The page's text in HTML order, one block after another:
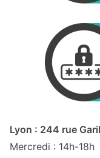
Lyon : 244 rue
Mercredi : 14h-18h